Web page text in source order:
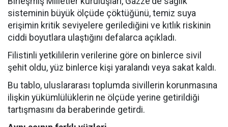
sisteminin büyük ölçüde çöktüğünü, temiz suya
erişimin kritik seviyelere gerilediğini ve kıtlık riskinin
ciddi boyutlara ulaştığını defalarca açıkladı.
Filistinli yetkililerin verilerine göre on binlerce sivil
şehit oldu, yüz binlerce kişi yaralandı veya sakat kaldı.
Bu tablo, uluslararası toplumda sivillerin korunmasına
ilişkin yükümlülüklerin ne ölçüde yerine getirildiği
tartışmasını da beraberinde getirdi.